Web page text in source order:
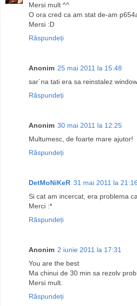
Mersi mult ^^
O ora cred ca am stat de-am
Mersi :D
Răspundeți
Anonim 25 mai 2011 la 15:48
sar`na tati era sa reinstalez
Răspundeți
Anonim 30 mai 2011 la 12:25
Multumesc, de foarte mare ajutor!
Răspundeți
DetMoNiKeR 31 mai 2011 la 21:16
Si cat am incercat, era problema
Merci :*
Răspundeți
Anonim 2 iunie 2011 la 17:31
You are the best
Ma chinui de 30 min sa rezolv
Mersi mult.
Răspundeți